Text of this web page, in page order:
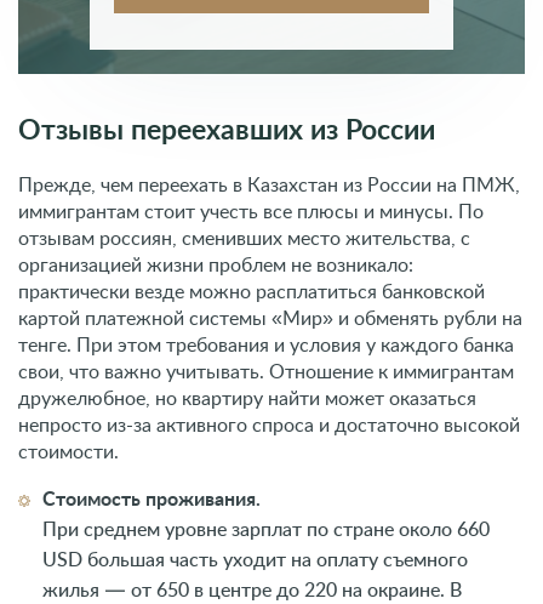
Отзывы переехавших из России
Прежде, чем переехать в Казахстан из России на ПМЖ,
иммигрантам стоит учесть все плюсы и минусы. По
отзывам россиян, сменивших место жительства, с
организацией жизни проблем не возникало:
практически везде можно расплатиться банковской
картой платежной системы «Мир» и обменять рубли на
тенге. При этом требования и условия у каждого банка
свои, что важно учитывать. Отношение к иммигрантам
дружелюбное, но квартиру найти может оказаться
непросто из-за активного спроса и достаточно высокой
стоимости.
Стоимость проживания.
При среднем уровне зарплат по стране около 660
USD большая часть уходит на оплату съемного
жилья — от 650 в центре до 220 на окраине. В